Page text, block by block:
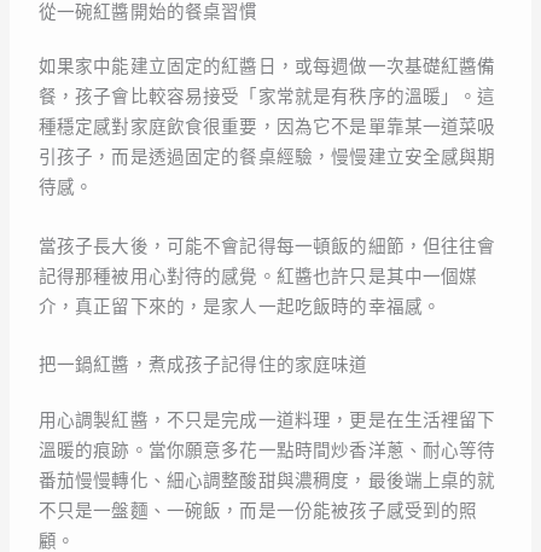
從一碗紅醬開始的餐桌習慣
如果家中能建立固定的紅醬日，或每週做一次基礎紅醬備
餐，孩子會比較容易接受「家常就是有秩序的溫暖」。這
種穩定感對家庭飲食很重要，因為它不是單靠某一道菜吸
引孩子，而是透過固定的餐桌經驗，慢慢建立安全感與期
待感。
當孩子長大後，可能不會記得每一頓飯的細節，但往往會
記得那種被用心對待的感覺。紅醬也許只是其中一個媒
介，真正留下來的，是家人一起吃飯時的幸福感。
把一鍋紅醬，煮成孩子記得住的家庭味道
用心調製紅醬，不只是完成一道料理，更是在生活裡留下
溫暖的痕跡。當你願意多花一點時間炒香洋蔥、耐心等待
番茄慢慢轉化、細心調整酸甜與濃稠度，最後端上桌的就
不只是一盤麵、一碗飯，而是一份能被孩子感受到的照
顧。